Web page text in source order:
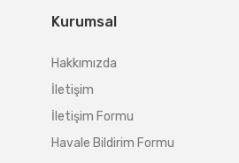
Kurumsal
Hakkımızda
İletişim
İletişim Formu
Havale Bildirim Formu